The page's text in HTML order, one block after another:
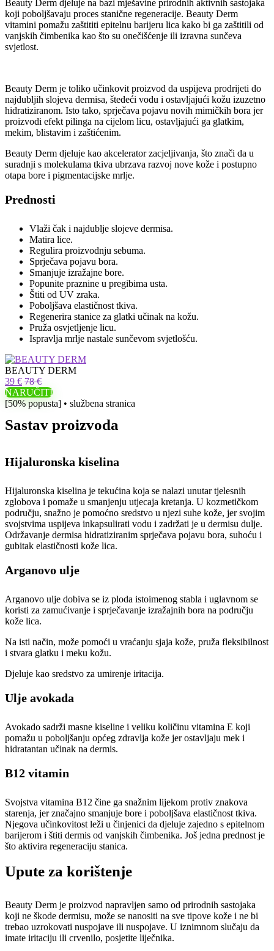
Beauty Derm djeluje na bazi mješavine prirodnih aktivnih sastojaka
koji poboljšavaju proces stanične regeneracije. Beauty Derm
vitamini pomažu zaštititi epitelnu barijeru lica kako bi ga zaštitili od
vanjskih čimbenika kao što su onečišćenje ili izravna sunčeva
svjetlost.
Beauty Derm je toliko učinkovit proizvod da uspijeva prodrijeti do
najdubljih slojeva dermisa, štedeći vodu i ostavljajući kožu izuzetno
hidratiziranom. Isto tako, sprječava pojavu novih mimičkih bora jer
proizvodi efekt pilinga na cijelom licu, ostavljajući ga glatkim,
mekim, blistavim i zaštićenim.
Beauty Derm djeluje kao akcelerator zacjeljivanja, što znači da u
suradnji s molekulama tkiva ubrzava razvoj nove kože i postupno
otapa bore i pigmentacijske mrlje.
Prednosti
Vlaži čak i najdublje slojeve dermisa.
Matira lice.
Regulira proizvodnju sebuma.
Sprječava pojavu bora.
Smanjuje izražajne bore.
Popunite praznine u pregibima usta.
Štiti od UV zraka.
Poboljšava elastičnost tkiva.
Regenerira stanice za glatki učinak na kožu.
Pruža osvjetljenje licu.
Ispravlja mrlje nastale sunčevom svjetlošću.
BEAUTY DERM
39 € 78 €
NARUČITI
[50% popusta] • službena stranica
Sastav proizvoda
Hijaluronska kiselina
Hijaluronska kiselina je tekućina koja se nalazi unutar tjelesnih
zglobova i pomaže u smanjenju utjecaja kretanja. U kozmetičkom
području, snažno je pomoćno sredstvo u njezi suhe kože, jer svojim
svojstvima uspijeva inkapsulirati vodu i zadržati je u dermisu dulje.
Održavanje dermisa hidratiziranim sprječava pojavu bora, suhoću i
gubitak elastičnosti kože lica.
Arganovo ulje
Arganovo ulje dobiva se iz ploda istoimenog stabla i uglavnom se
koristi za zamućivanje i sprječavanje izražajnih bora na području
kože lica.
Na isti način, može pomoći u vraćanju sjaja kože, pruža fleksibilnost
i stvara glatku i meku kožu.
Djeluje kao sredstvo za umirenje iritacija.
Ulje avokada
Avokado sadrži masne kiseline i veliku količinu vitamina E koji
pomažu u poboljšanju općeg zdravlja kože jer ostavljaju mek i
hidratantan učinak na dermis.
B12 vitamin
Svojstva vitamina B12 čine ga snažnim lijekom protiv znakova
starenja, jer značajno smanjuje bore i poboljšava elastičnost tkiva.
Njegova učinkovitost leži u činjenici da djeluje zajedno s epitelnom
barijerom i štiti dermis od vanjskih čimbenika. Još jedna prednost je
što aktivira regeneraciju stanica.
Upute za korištenje
Beauty Derm je proizvod napravljen samo od prirodnih sastojaka
koji ne škode dermisu, može se nanositi na sve tipove kože i ne bi
trebao uzrokovati nuspojave ili nuspojave. U iznimnom slučaju da
imate iritaciju ili crvenilo, posjetite liječnika.